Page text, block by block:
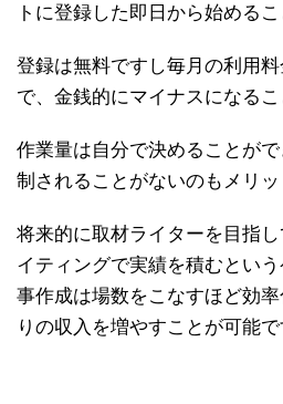
トに登録した即日から始めるこ
登録は無料ですし毎月の利用
で、金銭的にマイナスになるこ
作業量は自分で決めることが
制されることがないのもメリッ
将来的に取材ライターを目指
イティングで実績を積むとい
事作成は場数をこなすほど効
りの収入を増やすことが可能で